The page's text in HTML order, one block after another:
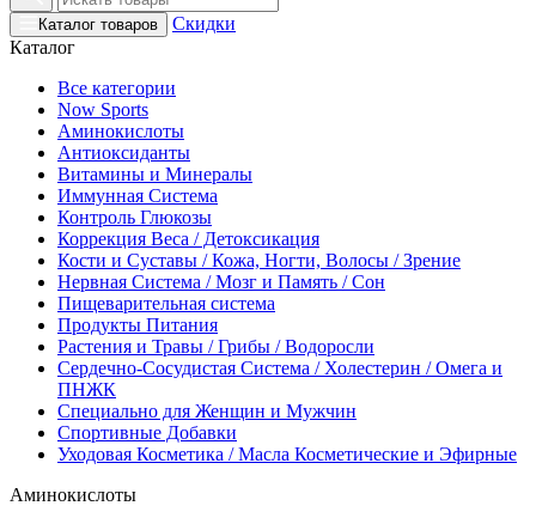
Каталог товаров
Скидки
Каталог
Все категории
Now Sports
Аминокислоты
Антиоксиданты
Витамины и Минералы
Иммунная Система
Контроль Глюкозы
Коррекция Веса / Детоксикация
Кости и Суставы / Кожа, Ногти, Волосы / Зрение
Нервная Система / Мозг и Память / Сон
Пищеварительная система
Продукты Питания
Растения и Травы / Грибы / Водоросли
Сердечно-Сосудистая Система / Холестерин / Омега и
ПНЖК
Специально для Женщин и Мужчин
Спортивные Добавки
Уходовая Косметика / Масла Косметические и Эфирные
Аминокислоты